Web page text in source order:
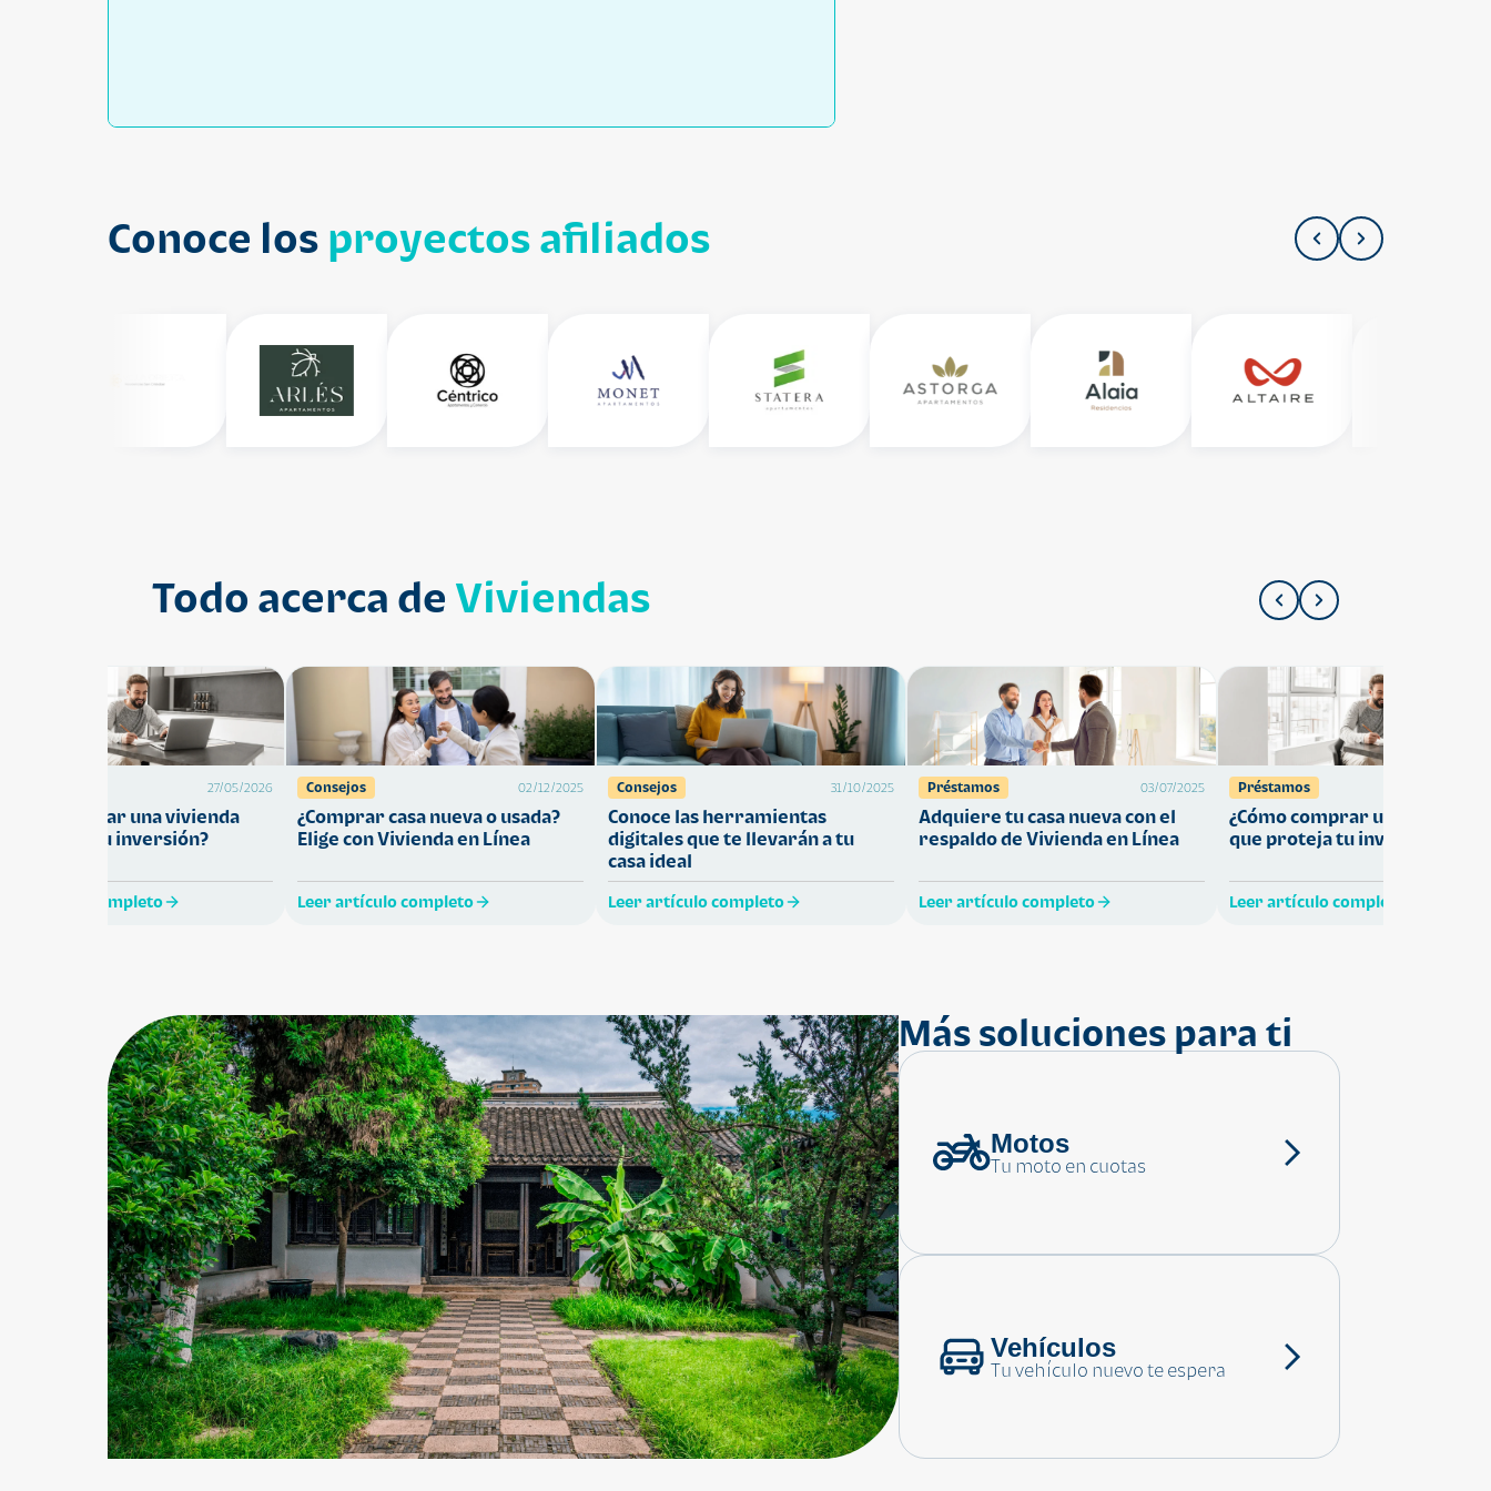
Conoce los proyectos afiliados
Todo acerca de Viviendas
27/05/2026
comprar una vivienda
proteja tu inversión?
artículo completo
Consejos 02/12/2025
¿Comprar casa nueva o usada?
Elige con Vivienda en Línea
Leer artículo completo
Consejos 31/10/2025
Conoce las herramientas
digitales que te llevarán a tu
casa ideal
Leer artículo completo
Préstamos 03/07/2025
Adquiere tu casa nueva con el
respaldo de Vivienda en Línea
Leer artículo completo
Préstamos
¿Cómo comprar una vivienda
que proteja tu inversión?
Leer artículo completo
Más soluciones para ti
Motos
Tu moto en cuotas
Vehículos
Tu vehículo nuevo te espera